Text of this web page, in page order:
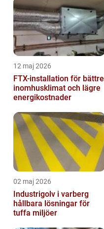
12 maj 2026
FTX-installation för bättre
inomhusklimat och lägre
energikostnader
02 maj 2026
Industrigolv i varberg
hållbara lösningar för
tuffa miljöer